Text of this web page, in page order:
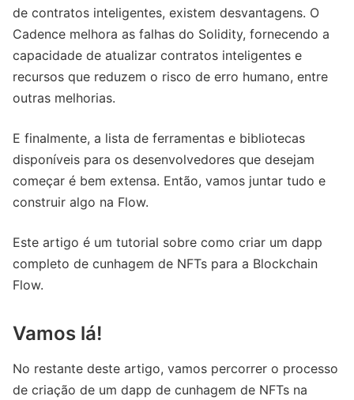
de contratos inteligentes, existem desvantagens. O
Cadence melhora as falhas do Solidity, fornecendo a
capacidade de atualizar contratos inteligentes e
recursos que reduzem o risco de erro humano, entre
outras melhorias.
E finalmente, a lista de ferramentas e bibliotecas
disponíveis para os desenvolvedores que desejam
começar é bem extensa. Então, vamos juntar tudo e
construir algo na Flow.
Este artigo é um tutorial sobre como criar um dapp
completo de cunhagem de NFTs para a Blockchain
Flow.
Vamos lá!
No restante deste artigo, vamos percorrer o processo
de criação de um dapp de cunhagem de NFTs na